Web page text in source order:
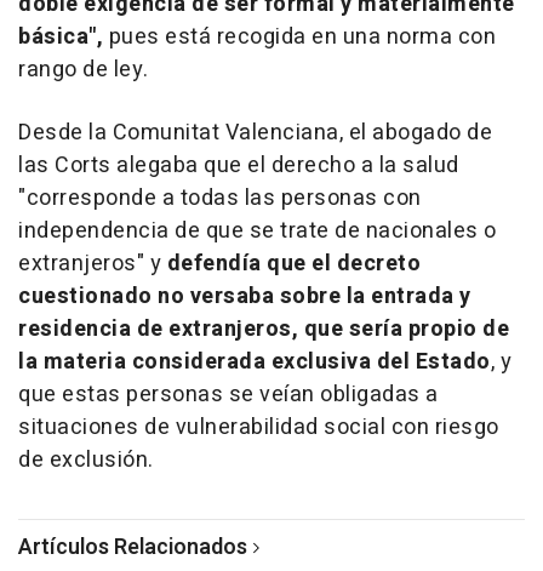
básica", pues está recogida en una norma con
rango de ley.
Desde la Comunitat Valenciana, el abogado de
las Corts alegaba que el derecho a la salud
"corresponde a todas las personas con
independencia de que se trate de nacionales o
extranjeros" y defendía que el decreto
cuestionado no versaba sobre la entrada y
residencia de extranjeros, que sería propio de
la materia considerada exclusiva del Estado, y
que estas personas se veían obligadas a
situaciones de vulnerabilidad social con riesgo
de exclusión.
Artículos Relacionados